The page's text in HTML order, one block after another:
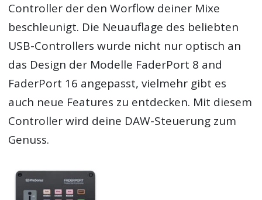
Controller der den Worflow deiner Mixe
beschleunigt. Die Neuauflage des beliebten
USB-Controllers wurde nicht nur optisch an
das Design der Modelle FaderPort 8 and
FaderPort 16 angepasst, vielmehr gibt es
auch neue Features zu entdecken. Mit diesem
Controller wird deine DAW-Steuerung zum
Genuss.